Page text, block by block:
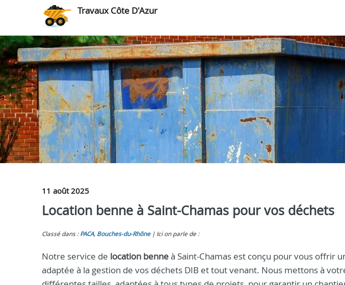
Travaux Côte D'Azur
11 août 2025
Location benne à Saint-Chamas pour vos déchets
Classé dans : PACA, Bouches-du-Rhône Ici on parle de :
Notre service de location benneà Saint-Chamas est conçu pour vous offrir
adaptée à la gestion de vos déchets DIB et tout venant. Nous mettons à